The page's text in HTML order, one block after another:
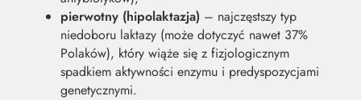
pierwotny (hipolaktazja) – najczęstszy typ
niedoboru laktazy (może dotyczyć nawet 37%
Polaków), który wiąże się z fizjologicznym
spadkiem aktywności enzymu i predyspozycjami
genetycznymi.